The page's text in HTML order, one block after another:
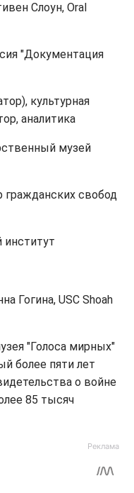
Слоун, Oral
"Документация
культурная
аналитика
музей
гражданских свобод
Гогина, USC Shoah
"Голоса мирных"
более пяти лет
о войне
85 тысяч